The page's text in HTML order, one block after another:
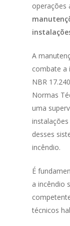
operações
A
combate a
NBR
Normas
uma
desses
incêndio.
É
a incêndio
técnicos